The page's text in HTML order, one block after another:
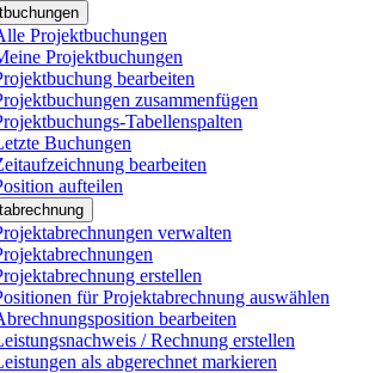
Projektbuchungen
Projektbuchungen
bearbeiten
zusammenfügen
Tabellenspalten
Buchungen
bearbeiten
aufteilen
verwalten
erstellen
für Projektabrechnung auswählen
bearbeiten
/ Rechnung erstellen
als abgerechnet markieren